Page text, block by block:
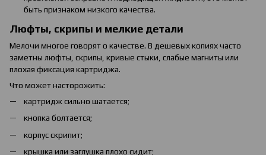
быть признаком низкого качества.
Люфты, скрипы и мелкие детали
Мелочи многое говорят о качестве. В дешевых копиях часто
заметны люфты, скрипы, кривые стыки, слабые магниты или
плохая фиксация картриджа.
Что может насторожить:
картридж сильно шатается;
кнопка болтается;
корпус скрипит;
крышка или заглушка плохо сидит;